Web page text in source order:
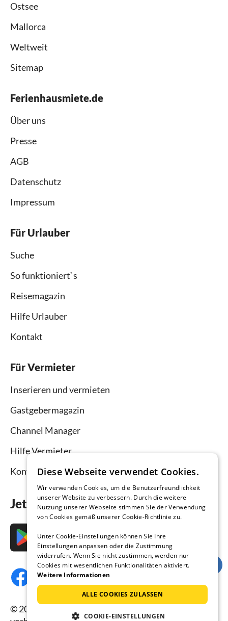
Ostsee
Mallorca
Weltweit
Sitemap
Ferienhausmiete.de
Über uns
Presse
AGB
Datenschutz
Impressum
Für Urlauber
Suche
So funktioniert`s
Reisemagazin
Hilfe Urlauber
Kontakt
Für Vermieter
Inserieren und vermieten
Gastgebermagazin
Channel Manager
Hilfe Vermieter
Kontakt
Jetzt die App downloaden
© 2026 Ferienhausmiete.de, alle Rechte
Diese Webseite verwendet Cookies.
Wir verwenden Cookies, um die Benutzerfreundlichkeit
unserer Website zu verbessern. Durch die weitere
Nutzung unserer Webseite stimmen Sie der Verwendung
von Cookies gemäß unserer Cookie-Richtlinie zu.
Unter Cookie-Einstellungen können Sie Ihre
Einstellungen anpassen oder die Zustimmung
widerrufen. Wenn Sie nicht zustimmen, werden nur
Cookies mit wesentlichen Funktionalitäten aktiviert.
Weitere Informationen
ALLE COOKIES ZULASSEN
COOKIE-EINSTELLUNGEN